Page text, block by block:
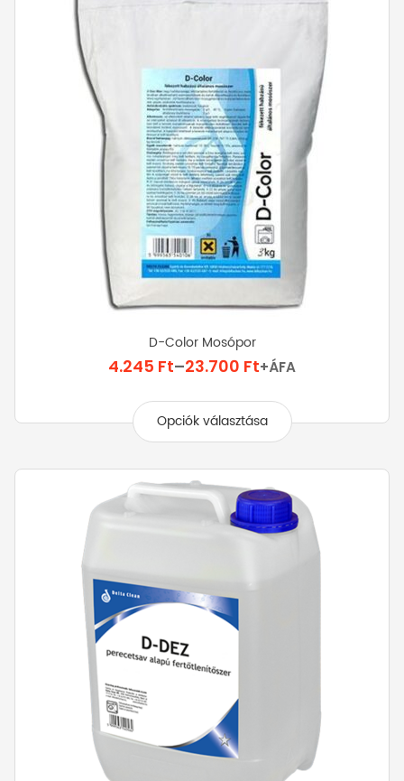
D-Color Mosópor
4.245 Ft–23.700 FtÁrtartomány:
-
23.700 Ft
+ÁFA
Opciók választása
terméknek
variációja
van.
változatok
választhatók
ki